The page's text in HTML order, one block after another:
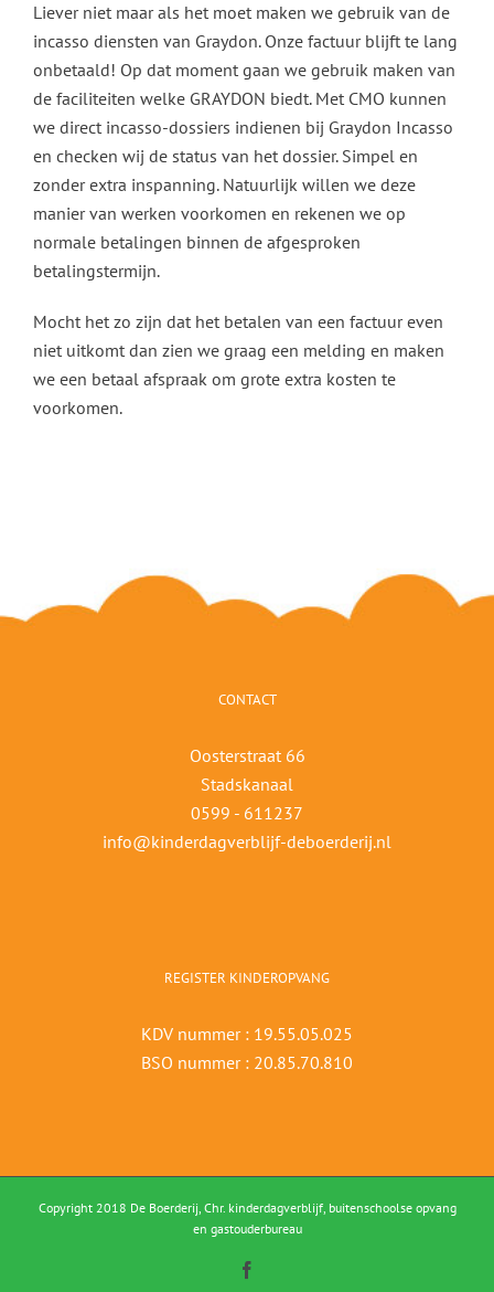
Liever niet maar als het moet maken we gebruik van de
incasso diensten van Graydon. Onze factuur blijft te lang
onbetaald! Op dat moment gaan we gebruik maken van
de faciliteiten welke GRAYDON biedt. Met CMO kunnen
we direct incasso-dossiers indienen bij Graydon Incasso
en checken wij de status van het dossier. Simpel en
zonder extra inspanning. Natuurlijk willen we deze
manier van werken voorkomen en rekenen we op
normale betalingen binnen de afgesproken
betalingstermijn.
Mocht het zo zijn dat het betalen van een factuur even
niet uitkomt dan zien we graag een melding en maken
we een betaal afspraak om grote extra kosten te
voorkomen.
CONTACT
Oosterstraat 66
Stadskanaal
0599 - 611237
info@kinderdagverblijf-deboerderij.nl
REGISTER KINDEROPVANG
KDV nummer : 19.55.05.025
BSO nummer : 20.85.70.810
Copyright 2018 De Boerderij, Chr. kinderdagverblijf, buitenschoolse opvang
en gastouderbureau